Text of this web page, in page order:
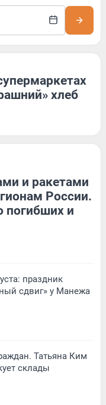
хлеб
и ракетами
России.
погибших и
праздник
сдвиг» у Манежа
Татьяна Ким
склады